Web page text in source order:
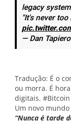
legacy
"It's never
— Dan
Tradução: É o
ou morra. É
digitais.
Um novo
“Nunca é tarde